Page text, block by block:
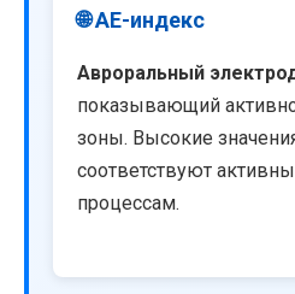
🌐 AE-индекс
Авроральный
показывающий
зоны. Высокие
соответствуют
процессам.